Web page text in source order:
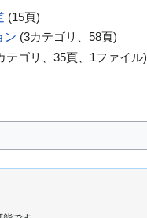
(15頁)
ン (3カテゴリ、58頁)
テゴリ、35頁、1ファイル)